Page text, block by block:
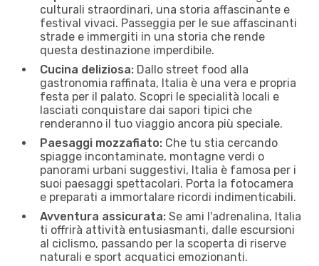
culturali straordinari, una storia affascinante e
festival vivaci. Passeggia per le sue affascinanti
strade e immergiti in una storia che rende
questa destinazione imperdibile.
Cucina deliziosa: Dallo street food alla
gastronomia raffinata, Italia è una vera e propria
festa per il palato. Scopri le specialità locali e
lasciati conquistare dai sapori tipici che
renderanno il tuo viaggio ancora più speciale.
Paesaggi mozzafiato: Che tu stia cercando
spiagge incontaminate, montagne verdi o
panorami urbani suggestivi, Italia è famosa per i
suoi paesaggi spettacolari. Porta la fotocamera
e preparati a immortalare ricordi indimenticabili.
Avventura assicurata: Se ami l'adrenalina, Italia
ti offrirà attività entusiasmanti, dalle escursioni
al ciclismo, passando per la scoperta di riserve
naturali e sport acquatici emozionanti.